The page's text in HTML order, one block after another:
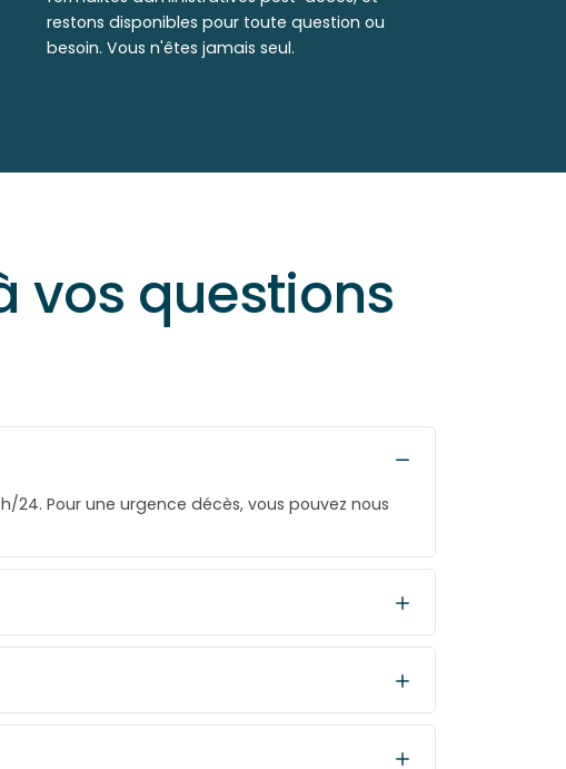
restons disponibles pour toute question ou
besoin. Vous n'êtes jamais seul.
vos questions
Pour une urgence décès, vous pouvez nous